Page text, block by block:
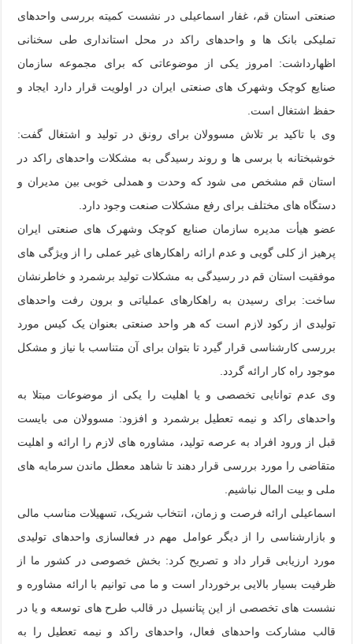
صنعتی استان قم، غفار اسماعیلی در نشست کمیته بررسی واحدهای
تملیکی بانک ها و واحدهای راکد در محل استانداری طی سخنانی
اظهارداشت: امروز یکی از موضوعاتی که برای مجموعه سازمان
صنایع کوچک وشهرک های صنعتی ایران در اولویت قرار دارد ایجاد و
حفظ اشتغال است.
وی با تاکید بر تلاش مسوولان برای رونق در تولید و اشتغال گفت:
خوشبختانه با برسی ها و روند رسیدگی به مشکلات واحدهای راکد در
استان قم مشخص می شود که وحدت و همدلی خوبی بین مدیران و
دستگاه های مختلف برای رفع مشکلات صنعت وجود دارد.
عضو هیأت مدیره سازمان صنایع کوچک وشهرک های صنعتی ایران
پرهیز از کلی گویی و عدم ارائه راهکارهای غیر عملی را از ویژگی های
موفقیت استان قم در رسیدگی به مشکلات تولید برشمرد و خاطرنشان
ساخت: برای رسیدن به راهکارهای عملیاتی و برون رفت واحدهای
تولیدی از رکود لازم است که هر واحد صنعتی بعنوان یک کیس مورد
بررسی کارشناسی قرار گیرد تا بتوان برای آن متناسب با نیاز و مشکل
موجود راه کار ارائه گردد.
وی عدم توانایی تخصصی و یا اهلیت را یکی از موضوعات مبتلا به
واحدهای راکد و نیمه تعطیل برشمرد و افزود: مسوولان می بایست
قبل از ورود افراد به عرصه تولید، مشاوره های لازم را ارائه و اهلیت
متقاضی را مورد بررسی قرار دهند تا شاهد معطل ماندن سرمایه های
ملی و بیت المال نباشیم.
اسماعیلی ارائه فرصت و زمان، انتخاب شریک، تسهیلات مناسب مالی
و بازارشناسی را از دیگر عوامل مهم در فعالسازی واحدهای تولیدی
مورد ارزیابی قرار داد و تصریح کرد: بخش خصوصی در کشور ما از
ظرفیت بسیار بالایی برخوردار است و ما می توانیم با ارائه مشاوره و
نشست های تخصصی از این پتانسیل در قالب طرح های توسعه و یا در
قالب مشارکت واحدهای فعال، واحدهای راکد و نیمه تعطیل را به